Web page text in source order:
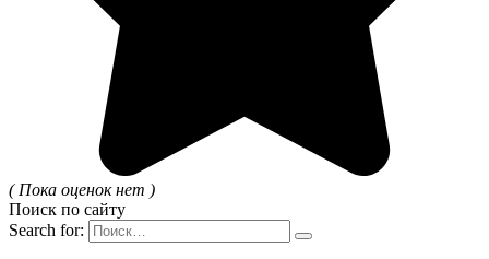
( Пока оценок нет )
Поиск по сайту
Search for: